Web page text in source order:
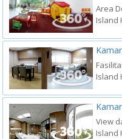
Area
Island
Island
View
Island